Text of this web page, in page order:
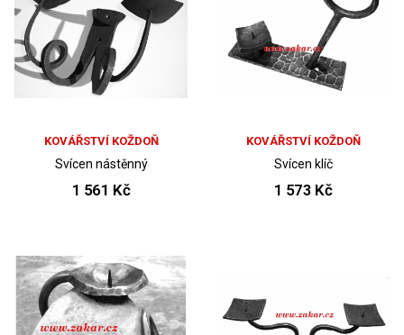
KOVÁŘSTVÍ KOŽDOŇ
Svícen nástěnný
1 561 Kč
KOVÁŘSTVÍ KOŽDOŇ
Svícen klíč
1 573 Kč